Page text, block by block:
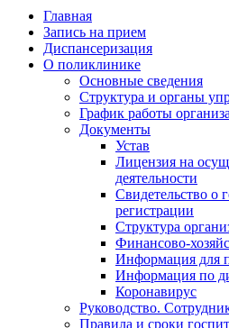
Главная
Запись на прием
Диспансеризация
О поликлинике
Основные сведения
Структура и органы
График работы
Документы
Устав
Лицензия на
деятельности
Свидетельство о
регистрации
Структура
Финансово-
Информация для
Информация по
Коронавирус
Руководство.
Правила и сроки